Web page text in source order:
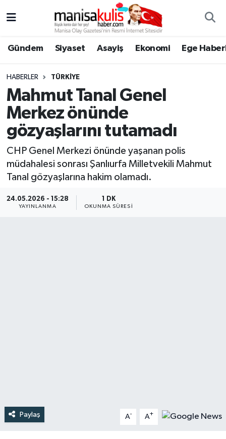
Gündem Siyaset Asayiş Ekonomi Ege
HABERLER TÜRKIYE
Mahmut Tanal Genel
Merkez önünde
gözyaşlarını tutamadı
CHP Genel Merkezi önünde yaşanan polis
müdahalesi sonrası Şanlıurfa Milletvekili Mahmut
Tanal gözyaşlarına hakim olamadı.
24.05.2026 - 15:28
YAYINLANMA
1 DK
OKUNMA SÜRESI
Paylaş A- A+
Ege Haberleri
Ekonomi
Genel
Gündem
Resmi İlan
Yunusemre Hava Durumu
Yunusemre Trafik Yoğunluk Haritası
Süper Lig Puan Durumu ve Fikstür
Tüm Manşetler
Son Dakika Haberleri